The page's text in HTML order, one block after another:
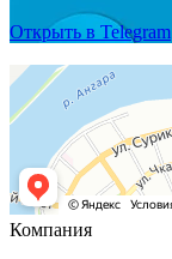
Открыть в Telegram
Компания